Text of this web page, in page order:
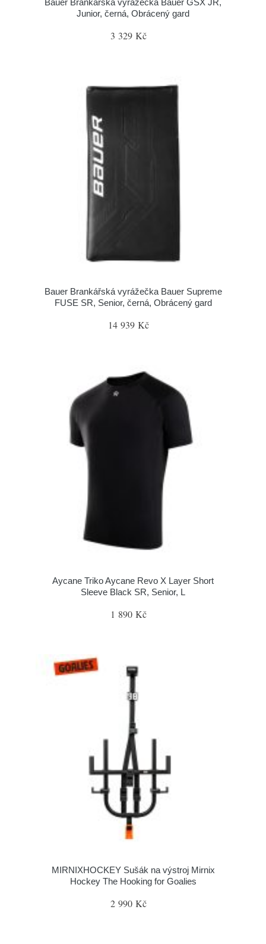
Bauer Brankářská vyrážečka Bauer GSX JR,
Junior, černá, Obrácený gard
3 329 Kč
Bauer Brankářská vyrážečka Bauer Supreme
FUSE SR, Senior, černá, Obrácený gard
14 939 Kč
Aycane Triko Aycane Revo X Layer Short
Sleeve Black SR, Senior, L
1 890 Kč
MIRNIXHOCKEY Sušák na výstroj Mirnix
Hockey The Hooking for Goalies
2 990 Kč